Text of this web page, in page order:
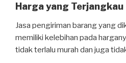
Harga yang Terjangkau
Jasa pengiriman barang yang
memiliki kelebihan pada
tidak terlalu murah dan juga